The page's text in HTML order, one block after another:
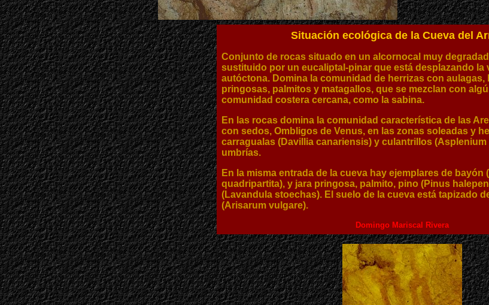
Situación ecológica de la Cueva del
Conjunto de rocas situado en un alcornocal muy
sustituido por un eucaliptal-pinar que está desplazando la
autóctona. Domina la comunidad de herrizas con aulagas,
pringosas, palmitos y matagallos, que se mezclan con
comunidad costera cercana, como la sabina.
En las rocas domina la comunidad característica de las
con sedos, Ombligos de Venus, en las zonas soleadas y
carragualas (Davillia canariensis) y culantrillos
umbrías.
En la misma entrada de la cueva hay ejemplares de bayón
quadripartita), y jara pringosa, palmito, pino (Pinus
(Lavandula stoechas). El suelo de la cueva está tapizado
(Arisarum vulgare).
Domingo Mariscal Rivera